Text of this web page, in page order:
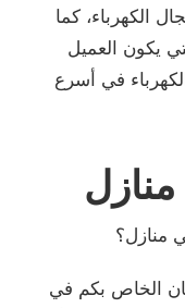
الكهرباء، كما
يكون العميل
في أسرع
منازل؟
الخاص بكم في